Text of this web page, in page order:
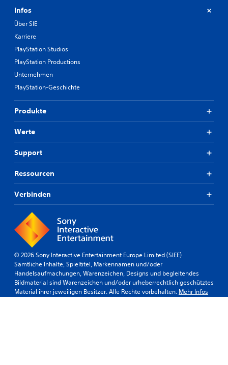
Infos
Über SIE
Karriere
PlayStation Studios
PlayStation Productions
Unternehmen
PlayStation-Geschichte
Produkte
Werte
Support
Ressourcen
Verbinden
© 2026 Sony Interactive Entertainment Europe Limited (SIEE)
Sämtliche Inhalte, Spieltitel, Markennamen und/oder
Handelsaufmachungen, Warenzeichen, Designs und begleitendes
Bildmaterial sind Warenzeichen und/oder urheberrechtlich geschütztes
Material ihrer jeweiligen Besitzer. Alle Rechte vorbehalten. Mehr Infos